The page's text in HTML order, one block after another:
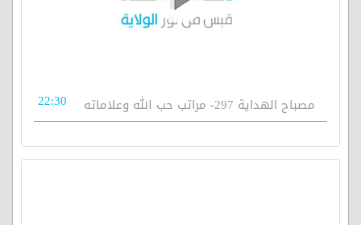
مصباح الهداية 297- مراتب حب الله وعلاماته 22:30